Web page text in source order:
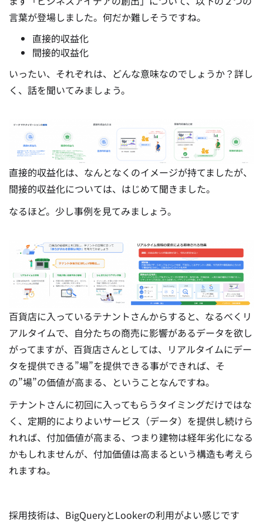
言葉が登場しました。何だか難しそうですね。
直接的収益化
間接的収益化
いったい、それぞれは、どんな意味なのでしょうか？詳し
く、話を聞いてみましょう。
直接的収益化は、なんとなくのイメージが持てましたが、
間接的収益化については、はじめて聞きました。
なるほど。少し事例を見てみましょう。
百貨店に入っているテナントさんからすると、なるべくリ
アルタイムで、自分たちの商売に影響があるデータを欲し
がってますが、百貨店さんとしては、リアルタイムにデー
タを提供できる”場”を提供できる事ができれば、そ
の”場”の価値が高まる、ということなんですね。
テナントさんに初回に入ってもらうタイミングだけではな
く、定期的によりよいサービス（データ）を提供し続けら
れれば、付加価値が高まる、つまり建物は経年劣化になる
かもしれませんが、付加価値は高まるという構造も考えら
れますね。
採用技術は、BigQueryとLookerの利用がよい感じです